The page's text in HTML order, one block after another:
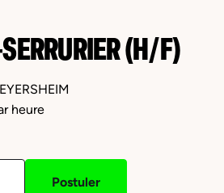
(H/F)
heure
Postuler